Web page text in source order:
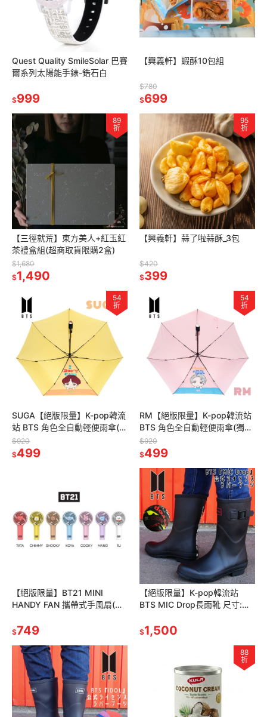
Quest Quality SmileSolar 巴賽
爾系列太陽能手錶-鋯石白
$999
【興義軒】蝦酥10包組
$780
$699
89
折
【三徑就荒】東方美人+紅玉紅
茶禮盒組(超商取貨限購2盒)
$1,680
$1,490
95
折
【興義軒】蒜了啦蒜酥_3包
$420
$399
54
折
SUGA【絕版限量】K-pop韓流
站 BTS 角色全自動輕便雨傘(獨
家贈BTS限量海報一張，送完
為止)
$920
$499
54
折
RM【絕版限量】K-pop韓流站
BTS 角色全自動輕便雨傘(獨家
贈BTS限量海報一張，送完為
止)
$920
$499
【絕版限量】BT21 MINI
HANDY FAN 攜帶式手風扇(獨
為止)
$749
【絕版限量】K-pop韓流站
BTS MIC Drop長雨靴 尺寸:
送完為止)
$1,500
88
折